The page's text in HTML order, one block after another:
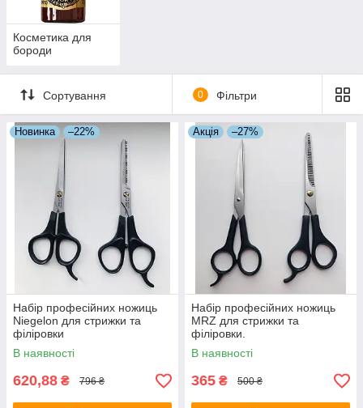
Косметика для
бороди
Сортування 0 Фільтри
Новинка –22%
Набір професійних ножиць
Niegelon для стрижки та
філіровки
В наявності
620,88 ₴ 796 ₴
Акція –27%
Набір професійних ножиць
MRZ для стрижки та
філіровки.
В наявності
365 ₴ 500 ₴